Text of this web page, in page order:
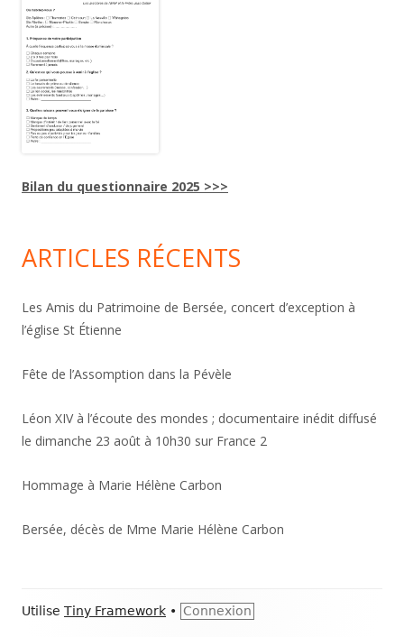
Bilan du questionnaire 2025 >>>
ARTICLES RÉCENTS
Les Amis du Patrimoine de Bersée, concert d’exception à
l’église St Étienne
Fête de l’Assomption dans la Pévèle
Léon XIV à l’écoute des mondes ; documentaire inédit diffusé
le dimanche 23 août à 10h30 sur France 2
Hommage à Marie Hélène Carbon
Bersée, décès de Mme Marie Hélène Carbon
Contenu
Utilise Tiny Framework • Connexion